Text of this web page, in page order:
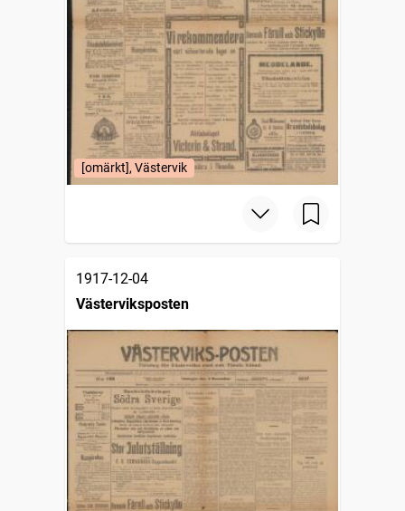
[omärkt], Västervik
1917-12-04
Västerviksposten